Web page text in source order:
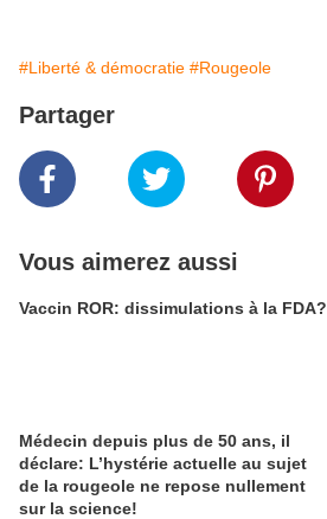
#Liberté & démocratie #Rougeole
Partager
Vous aimerez aussi
Vaccin ROR: dissimulations à la FDA?
Médecin depuis plus de 50 ans, il
déclare: L’hystérie actuelle au sujet
de la rougeole ne repose nullement
sur la science!